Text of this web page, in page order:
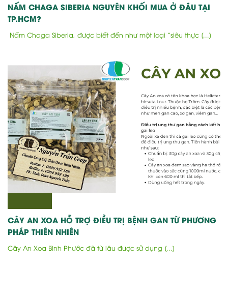
NẤM CHAGA SIBERIA NGUYÊN KHỐI MUA Ở ĐÂU TẠI
TP.HCM?
Nấm Chaga Siberia, được biết đến như một loại “siêu thực [...]
CÂY AN XOA HỖ TRỢ ĐIỀU TRỊ BỆNH GAN TỪ PHƯƠNG
PHÁP THIÊN NHIÊN
Cây An Xoa Bình Phước đã từ lâu được sử dụng [...]